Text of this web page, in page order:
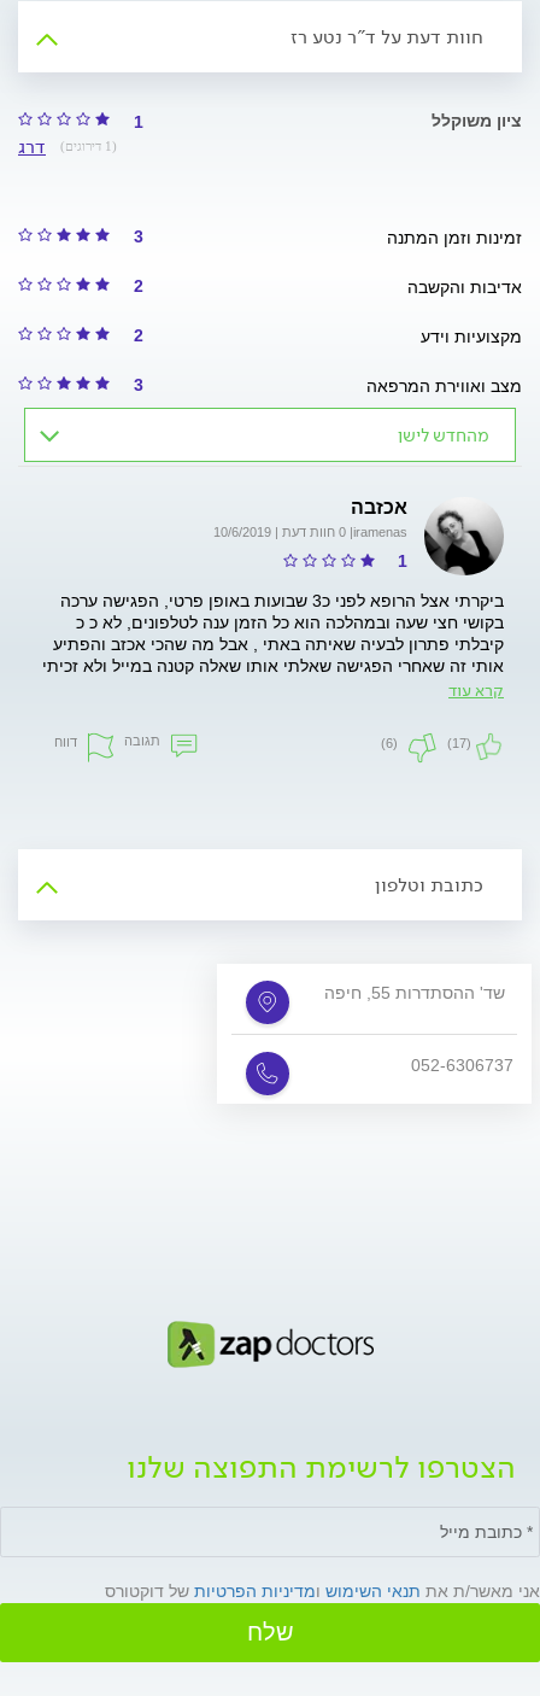
חוות דעת על ד"ר נטע רז
ציון משוקלל 1
דרג (1 דירוגים)
זמינות וזמן המתנה 3
אדיבות והקשבה 2
מקצועיות וידע 2
מצב ואווירת המרפאה 3
מהחדש לישן
אכזבה
iramenas| 0 חוות דעת | 10/6/2019
1
ביקרתי אצל הרופא לפני כ3 שבועות באופן פרטי, הפגישה ערכה
בקושי חצי שעה ובמהלכה הוא כל הזמן ענה לטלפונים, לא כ כ
קיבלתי פתרון לבעיה שאיתה באתי , אבל מה שהכי אכזב והפתיע
אותי זה שאחרי הפגישה שאלתי אותו שאלה קטנה במייל ולא זכיתי
למענה עד עצם היום הזה... הייתי החיים שלי אצל הרבה רופאים
שניתן לפנות אליהם במייל ואף ענו... גם אם הבעיה שאיתה הגעתי
לרופא לא נראית לו רצינית , עדיין אני לא חושבת שלתת יחס מזלזל
קרא עוד
(17)
(6) תגובה דווח
כתובת וטלפון
שד' ההסתדרות 55, חיפה
052-6306737
הצטרפו לרשימת התפוצה שלנו
אני מאשר/ת את תנאי השימוש ומדיניות הפרטיות של דוקטורס
שלח